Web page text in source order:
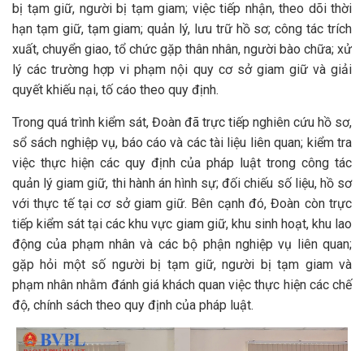
bị tạm giữ, người bị tạm giam; việc tiếp nhận, theo dõi thời
hạn tạm giữ, tạm giam; quản lý, lưu trữ hồ sơ; công tác trích
xuất, chuyển giao, tổ chức gặp thân nhân, người bào chữa; xử
lý các trường hợp vi phạm nội quy cơ sở giam giữ và giải
quyết khiếu nại, tố cáo theo quy định.
Trong quá trình kiểm sát, Đoàn đã trực tiếp nghiên cứu hồ sơ,
sổ sách nghiệp vụ, báo cáo và các tài liệu liên quan; kiểm tra
việc thực hiện các quy định của pháp luật trong công tác
quản lý giam giữ, thi hành án hình sự; đối chiếu số liệu, hồ sơ
với thực tế tại cơ sở giam giữ. Bên cạnh đó, Đoàn còn trực
tiếp kiểm sát tại các khu vực giam giữ, khu sinh hoạt, khu lao
động của phạm nhân và các bộ phận nghiệp vụ liên quan;
gặp hỏi một số người bị tạm giữ, người bị tạm giam và
phạm nhân nhằm đánh giá khách quan việc thực hiện các chế
độ, chính sách theo quy định của pháp luật.